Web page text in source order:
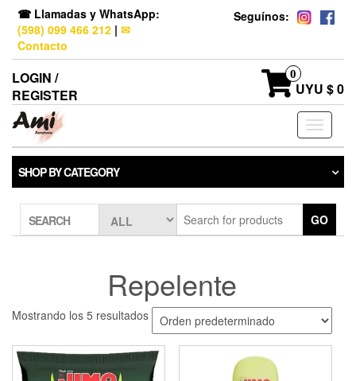
☎ Llamadas y WhatsApp:
(598) 099 466 212 | ✉
Contacto
Seguínos:
LOGIN /
REGISTER
0
UYU $ 0
Toggle
SHOP BY CATEGORY
SEARCH GO
Repelente
Mostrando los 5 resultados